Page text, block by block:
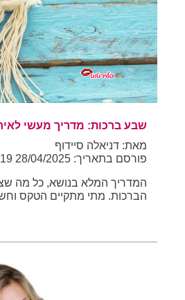
שבע ברכות: מדריך מעשי
מאת: דניאלה סיידוף
פורסם בתאריך: 28/04/2025 14:45:19
המדריך המלא בנושא, כל מה
הברכות. מתי מתקיים הטקס